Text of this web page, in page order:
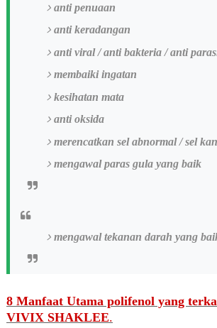
anti penuaan
anti keradangan
anti viral / anti bakteria / anti
membaiki ingatan
kesihatan mata
anti oksida
merencatkan sel abnormal / sel
mengawal paras gula yang baik
mengawal tekanan darah yang
8 Manfaat Utama polifenol yang
VIVIX SHAKLEE.